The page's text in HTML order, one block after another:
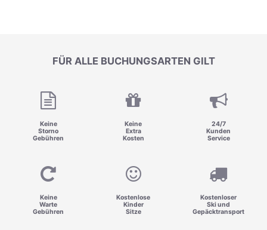
FÜR ALLE BUCHUNGSARTEN GILT
Keine
Storno
Gebühren
Keine
Extra
Kosten
24/7
Kunden
Service
Keine
Warte
Gebühren
Kostenlose
Kinder
Sitze
Kostenloser
Ski und
Gepäcktransport